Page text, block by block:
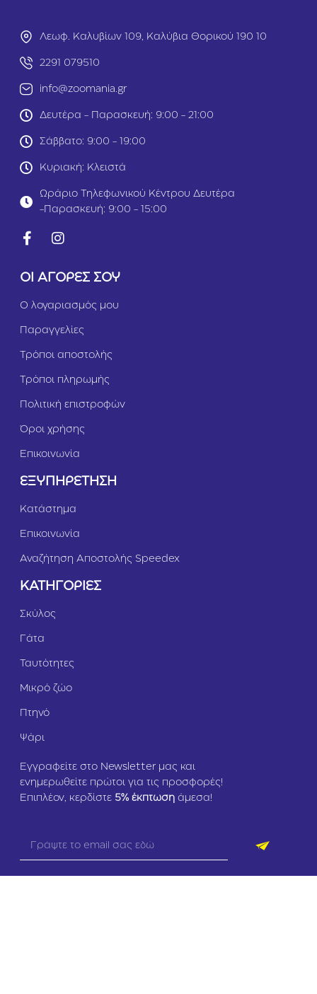
Λεωφ. Καλυβίων 109, Καλύβια Θορικού 190 10
2291 079510
info@zoomania.gr
Δευτέρα - Παρασκευή: 9:00 - 21:00
Σάββατο: 9:00 - 19:00
Κυριακή: Κλειστά
Ωράριο Τηλεφωνικού Κέντρου Δευτέρα
-Παρασκευή: 9:00 - 15:00
ΟΙ ΑΓΟΡΕΣ ΣΟΥ
Ο λογαριασμός μου
Παραγγελίες
Τρόποι αποστολής
Τρόποι πληρωμής
Πολιτική επιστροφών
Όροι χρήσης
Επικοινωνία
ΕΞΥΠΗΡΕΤΗΣΗ
Κατάστημα
Επικοινωνία
Αναζήτηση Αποστολής Speedex
ΚΑΤΗΓΟΡΙΕΣ
Σκύλος
Γάτα
Ταυτότητες
Μικρό ζώο
Πτηνό
Ψάρι
Εγγραφείτε στο Newsletter μας και
ενημερωθείτε πρώτοι για τις προσφορές!
Επιπλέον, κερδίστε 5% έκπτωση άμεσα!